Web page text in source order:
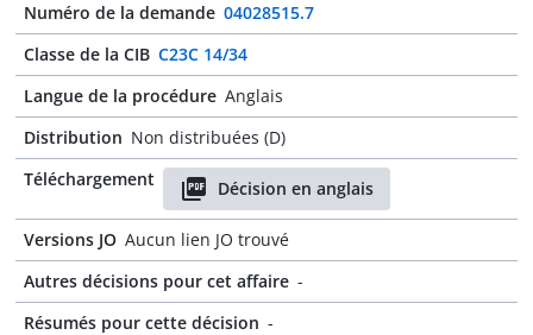
Numéro de la demande 04028515.7
Classe de la CIB C23C 14/34
Langue de la procédure Anglais
Distribution Non distribuées (D)
Téléchargement
Décision en anglais
Versions JO Aucun lien JO trouvé
Autres décisions pour cet affaire -
Résumés pour cette décision -